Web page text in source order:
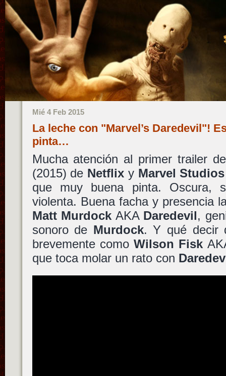
Mié 4 Feb 2015
La leche con "Marvel’s Daredevil"!
pinta…
Mucha atención al primer trailer
(2015) de Netflix y Marvel Studios
que muy buena pinta. Oscura,
violenta. Buena facha y presencia
Matt Murdock AKA Daredevil,
sonoro de Murdock. Y qué
brevemente comoWilson Fisk
que toca molar un rato con